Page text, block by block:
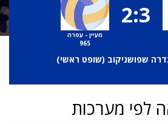
2:3
מעיין - עפרה
965
שפושניקוב (שופט ראשי)
לפי מערכות